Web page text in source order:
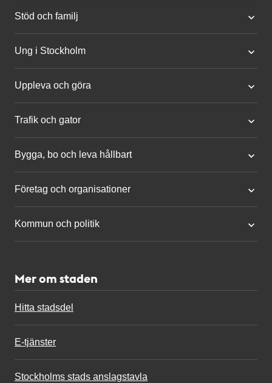
Stöd och familj
Ung i Stockholm
Uppleva och göra
Trafik och gator
Bygga, bo och leva hållbart
Företag och organisationer
Kommun och politik
Mer om staden
Hitta stadsdel
E-tjänster
Stockholms stads anslagstavla